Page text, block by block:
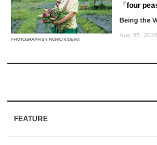
PHOTOGRAPH BY NORIO KIDERA
「four
Being the
Aug 05, 2026
FEATURE